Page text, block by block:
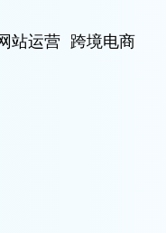
站运营 跨境电商